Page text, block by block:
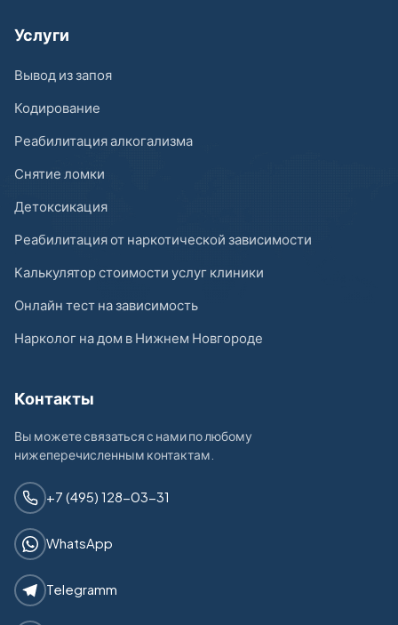
Услуги
Вывод из запоя
Кодирование
Реабилитация алкогализма
Снятие ломки
Детоксикация
Реабилитация от наркотической зависимости
Калькулятор стоимости услуг клиники
Онлайн тест на зависимость
Нарколог на дом в Нижнем Новгороде
Контакты
Вы можете связаться с нами по любому
нижеперечисленным контактам.
+7 (495) 128-03-31
WhatsApp
Telegramm